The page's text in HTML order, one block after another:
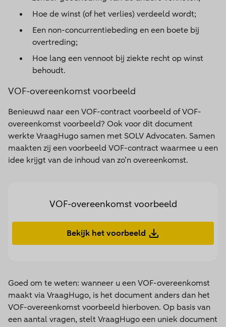
Hoe de winst (of het verlies) verdeeld wordt;
Een non-concurrentiebeding en een boete bij
overtreding;
Hoe lang een vennoot bij ziekte recht op winst
behoudt.
VOF-overeenkomst voorbeeld
Benieuwd naar een VOF-contract voorbeeld of VOF-
overeenkomst voorbeeld? Ook voor dit document
werkte VraagHugo samen met SOLV Advocaten. Samen
maakten zij een voorbeeld VOF-contract waarmee u een
idee krijgt van de inhoud van zo’n overeenkomst.
VOF-overeenkomst voorbeeld
Bekijk het voorbeeld
Goed om te weten: wanneer u een VOF-overeenkomst
maakt via VraagHugo, is het document anders dan het
VOF-overeenkomst voorbeeld hierboven. Op basis van
een aantal vragen, stelt VraagHugo een uniek document